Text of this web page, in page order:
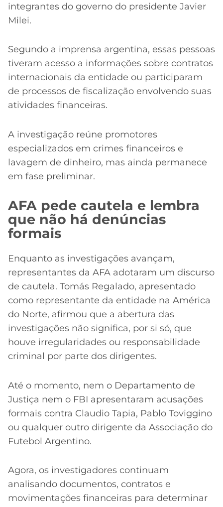
integrantes do governo do presidente Javier
Milei.
Segundo a imprensa argentina, essas pessoas
tiveram acesso a informações sobre contratos
internacionais da entidade ou participaram
de processos de fiscalização envolvendo suas
atividades financeiras.
A investigação reúne promotores
especializados em crimes financeiros e
lavagem de dinheiro, mas ainda permanece
em fase preliminar.
AFA pede cautela e lembra
que não há denúncias
formais
Enquanto as investigações avançam,
representantes da AFA adotaram um discurso
de cautela. Tomás Regalado, apresentado
como representante da entidade na América
do Norte, afirmou que a abertura das
investigações não significa, por si só, que
houve irregularidades ou responsabilidade
criminal por parte dos dirigentes.
Até o momento, nem o Departamento de
Justiça nem o FBI apresentaram acusações
formais contra Claudio Tapia, Pablo Toviggino
ou qualquer outro dirigente da Associação do
Futebol Argentino.
Agora, os investigadores continuam
analisando documentos, contratos e
movimentações financeiras para determinar